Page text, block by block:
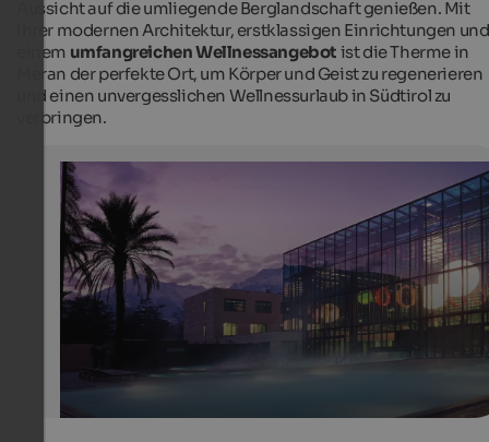
Therme Meran
Entspannen Sie sich im angenehmen Thermalwasser
Therme Meran
Therme Meran - Tappeiner
Aussicht auf die umliegende Berglandschaft genießen. Mit
ihrer modernen Architektur, erstklassigen Einrichtungen und
einem umfangreichen Wellnessangebot ist die Therme in
Meran der perfekte Ort, um Körper und Geist zu regenerieren
und einen unvergesslichen Wellnessurlaub in Südtirol zu
verbringen.